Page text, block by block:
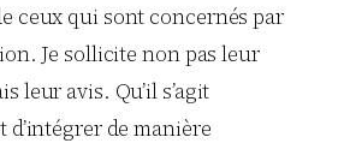
ceux qui sont concernés par
Je sollicite non pas leur
leur avis. Qu’il s’agit
d’intégrer de manière